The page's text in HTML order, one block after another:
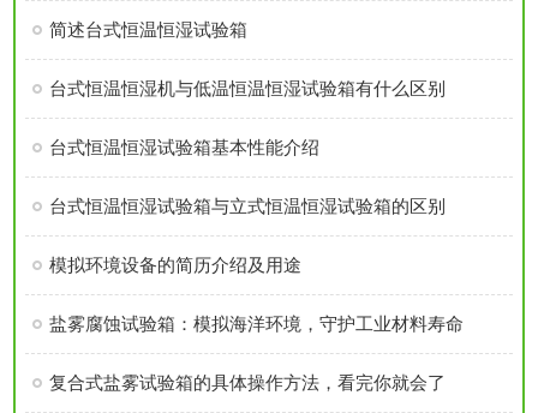
简述台式恒温恒湿试验箱
台式恒温恒湿机与低温恒温恒湿试验箱有什么区别
台式恒温恒湿试验箱基本性能介绍
台式恒温恒湿试验箱与立式恒温恒湿试验箱的区别
模拟环境设备的简历介绍及用途
盐雾腐蚀试验箱：模拟海洋环境，守护工业材料寿命
复合式盐雾试验箱的具体操作方法，看完你就会了